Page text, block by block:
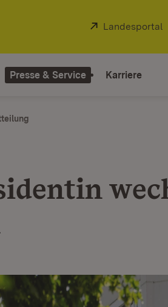
Extern:
Landesportal
Presse & Service Karriere